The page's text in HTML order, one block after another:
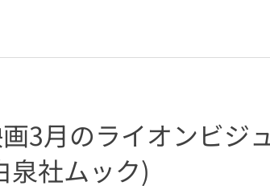
ージへのリンク
3月のライオンビジ
泉社ムック)